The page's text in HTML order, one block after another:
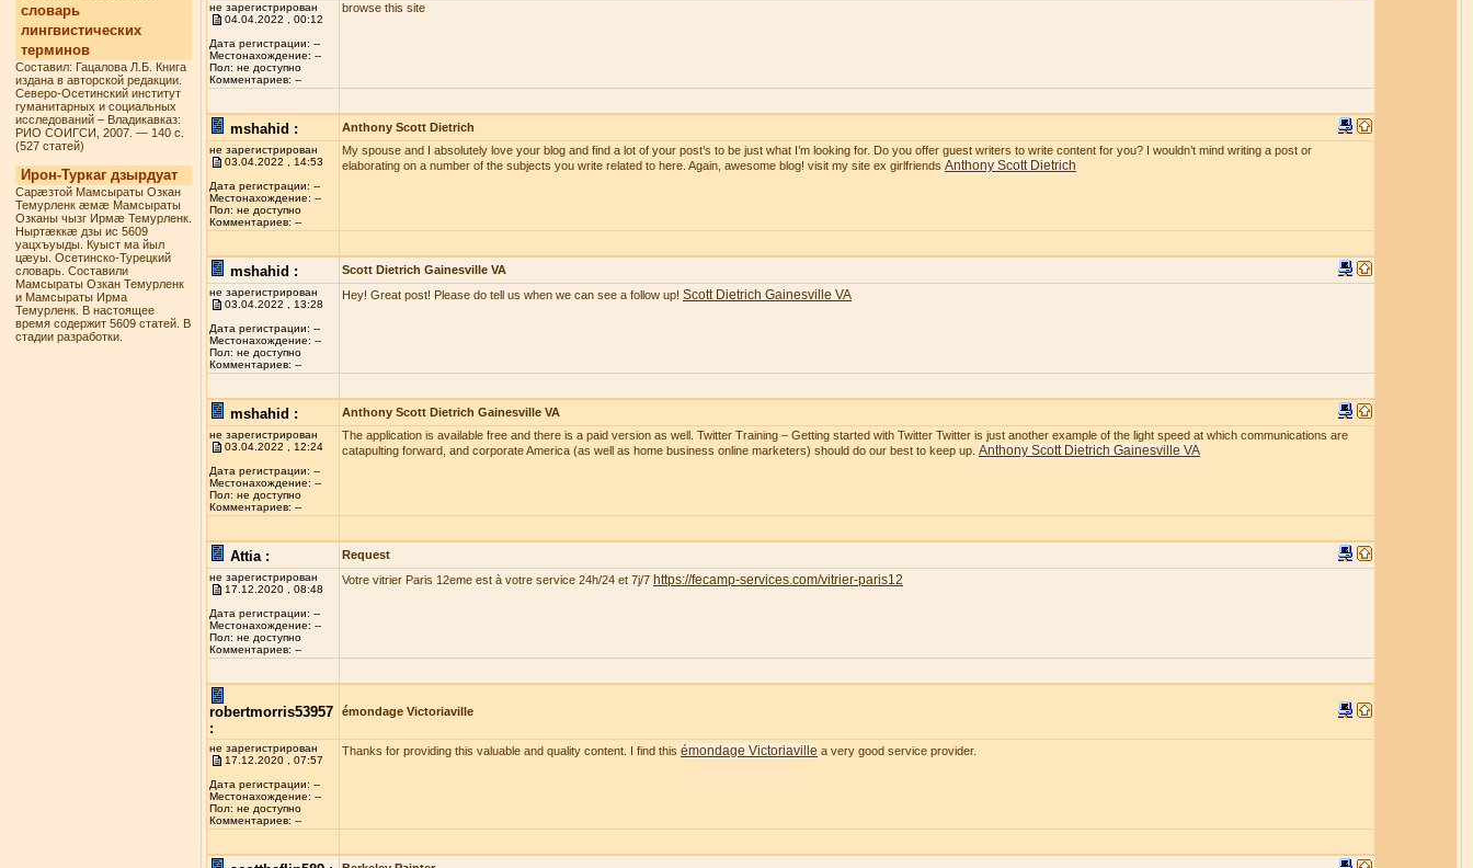
словарь
лингвистических
терминов
Составил: Гацалова Л.Б. Книга
издана в авторской редакции.
Северо-Осетинский институт
гуманитарных и социальных
исследований – Владикавказ:
РИО СОИГСИ, 2007. — 140 с.
(527 статей)
Ирон-Туркаг дзырдуат
Сарæзтой Мамсыраты Озкан
Темурленк æмæ Мамсыраты
Озканы чызг Ирмæ Темурленк.
Ныртæккæ дзы ис 5609
уацхъуыды. Куыст ма йыл
цæуы. Осетинско-Турецкий
словарь. Составили
Мамсыраты Озкан Темурленк
и Мамсыраты Ирма
Темурленк. В настоящее
время содержит 5609 статей. В
стадии разработки.
не зарегистрирован
04.04.2022 , 00:12
Дата регистрации: --
Местонахождение: --
Пол: не доступно
Комментариев: --
browse this site
mshahid : Anthony Scott Dietrich
не зарегистрирован
03.04.2022 , 14:53
Дата регистрации: --
Местонахождение: --
Пол: не доступно
Комментариев: --
My spouse and I absolutely love your blog and find a lot of your post’s to be just what I’m looking for. Do you offer guest writers to write content for you? I wouldn’t mind writing a post or
elaborating on a number of the subjects you write related to here. Again, awesome blog! visit my site ex girlfriends Anthony Scott Dietrich
mshahid : Scott Dietrich Gainesville VA
не зарегистрирован
03.04.2022 , 13:28
Дата регистрации: --
Местонахождение: --
Пол: не доступно
Комментариев: --
Hey! Great post! Please do tell us when we can see a follow up! Scott Dietrich Gainesville VA
mshahid : Anthony Scott Dietrich Gainesville VA
не зарегистрирован
03.04.2022 , 12:24
Дата регистрации: --
Местонахождение: --
Пол: не доступно
Комментариев: --
The application is available free and there is a paid version as well. Twitter Training – Getting started with Twitter Twitter is just another example of the light speed at which communications are
catapulting forward, and corporate America (as well as home business online marketers) should do our best to keep up. Anthony Scott Dietrich Gainesville VA
Attia : Request
не зарегистрирован
17.12.2020 , 08:48
Дата регистрации: --
Местонахождение: --
Пол: не доступно
Комментариев: --
Votre vitrier Paris 12eme est à votre service 24h/24 et 7j/7 https://fecamp-services.com/vitrier-paris12
robertmorris53957
:
émondage Victoriaville
не зарегистрирован
17.12.2020 , 07:57
Дата регистрации: --
Местонахождение: --
Пол: не доступно
Комментариев: --
Thanks for providing this valuable and quality content. I find this émondage Victoriaville a very good service provider.